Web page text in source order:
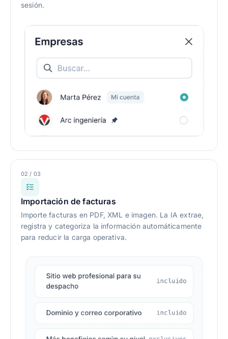
sesión.
02 / 03
Importación de facturas
Importe facturas en PDF, XML e imagen. La IA extrae,
registra y categoriza la información automáticamente
para reducir la carga operativa.